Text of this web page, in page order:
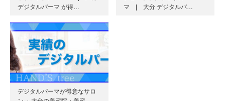
デジタルパーマ が得…
マ | 大分 デジタルパ…
デジタルパーマが得意なサロ